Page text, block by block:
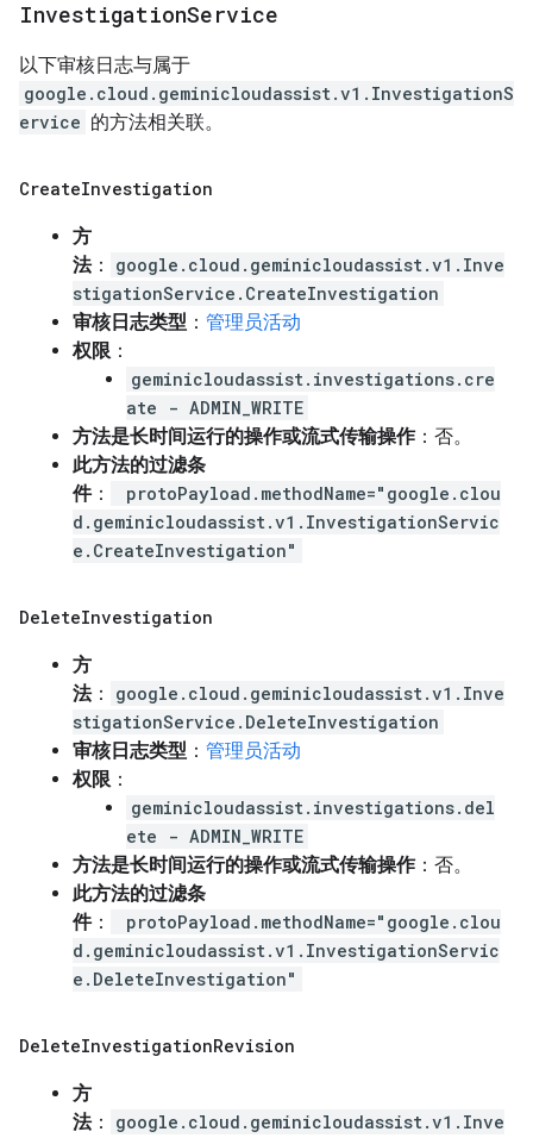
InvestigationService
以下审核日志与属于
google.cloud.geminicloudassist.v1.InvestigationS
ervice 的方法相关联。
CreateInvestigation
方
法：
google.cloud.geminicloudassist.v1.Inve
stigationService.CreateInvestigation
审核日志类型 ： 管理员活动
权限 ：
geminicloudassist.investigations.cre
ate - ADMIN_WRITE
方法是长时间运行的操作或流式传输操作：否。
此方法的过滤条
件：
protoPayload.methodName="google.clou
d.geminicloudassist.v1.InvestigationServic
e.CreateInvestigation"
DeleteInvestigation
方
法：
google.cloud.geminicloudassist.v1.Inve
stigationService.DeleteInvestigation
审核日志类型 ： 管理员活动
权限 ：
geminicloudassist.investigations.del
ete - ADMIN_WRITE
方法是长时间运行的操作或流式传输操作：否。
此方法的过滤条
件：
protoPayload.methodName="google.clou
d.geminicloudassist.v1.InvestigationServic
e.DeleteInvestigation"
DeleteInvestigationRevision
方
法：
google.cloud.geminicloudassist.v1.Inve